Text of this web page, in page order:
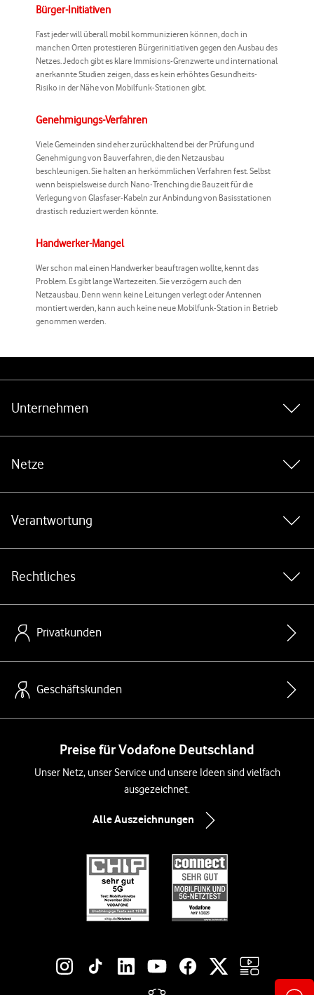
Unternehmen
Netze
Verantwortung
Rechtliches
Privatkunden
Geschäftskunden
Preise für Vodafone Deutschland
Unser Netz, unser Service und unsere Ideen sind vielfach
ausgezeichnet.
Alle Auszeichnungen
Social-Media-Links